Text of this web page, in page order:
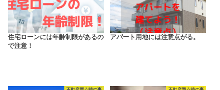
住宅ローンには年齢制限があるの
で注意！
アパート用地には注意点がる。